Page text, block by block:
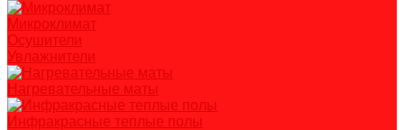
Микроклимат
Осушители
Увлажнители
Нагревательные маты
Инфракрасные теплые полы